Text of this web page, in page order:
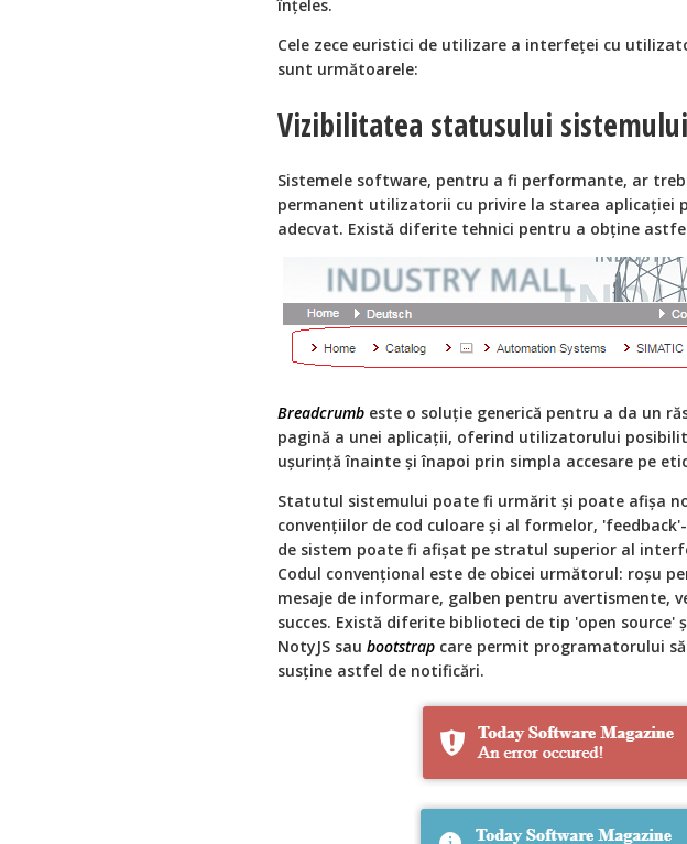
înțeles.
Cele zece euristici de utilizare a interfeței cu
sunt următoarele:
Vizibilitatea statusului sistemului
Sistemele software, pentru a fi performante, ar
permanent utilizatorii cu privire la starea aplicației
adecvat. Există diferite tehnici pentru a obține
Breadcrumb este o soluție generică pentru a da un
pagină a unei aplicații, oferind utilizatorului
ușurință înainte și înapoi prin simpla accesare pe
Statutul sistemului poate fi urmărit și poate afișa
convențiilor de cod culoare și al formelor,
de sistem poate fi afișat pe stratul superior al
Codul convențional este de obicei următorul: roșu
mesaje de informare, galben pentru avertismente,
succes. Există diferite biblioteci de tip 'open source'
NotyJS sau bootstrap care permit programatorului
susține astfel de notificări.